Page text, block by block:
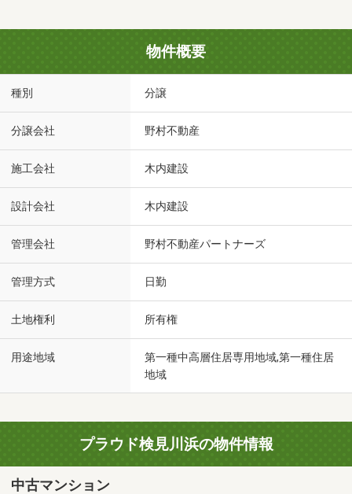
物件概要
種別 分譲
分譲会社 野村不動産
施工会社 木内建設
設計会社 木内建設
管理会社 野村不動産パートナーズ
管理方式 日勤
土地権利 所有権
用途地域
第一種中高層住居専用地域,第一種住居
地域
プラウド検見川浜の物件情報
中古マンション